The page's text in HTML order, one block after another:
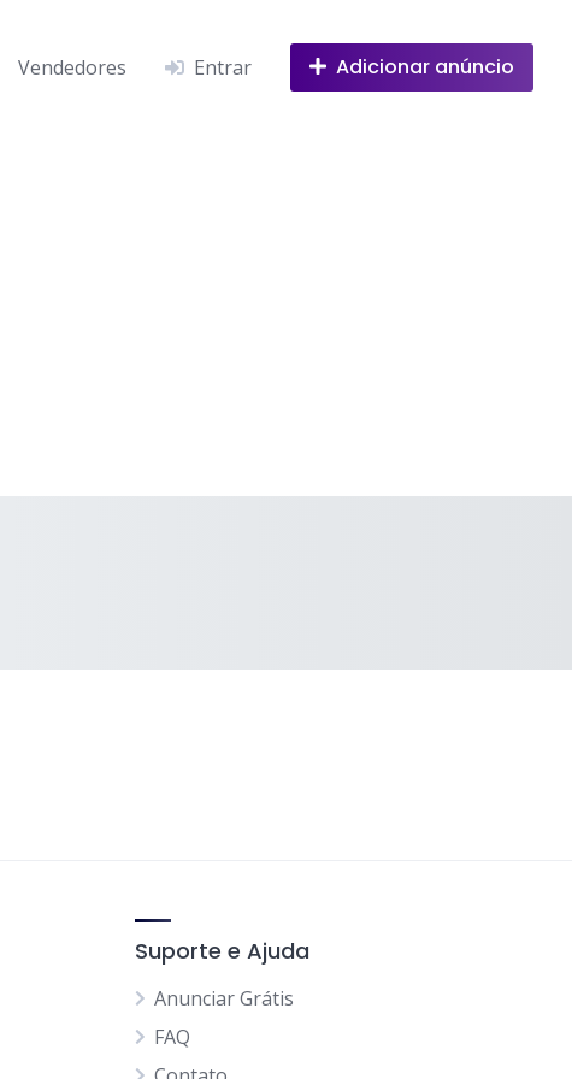
Vendedores Entrar Adicionar anúncio
Suporte e Ajuda
Anunciar Grátis
FAQ